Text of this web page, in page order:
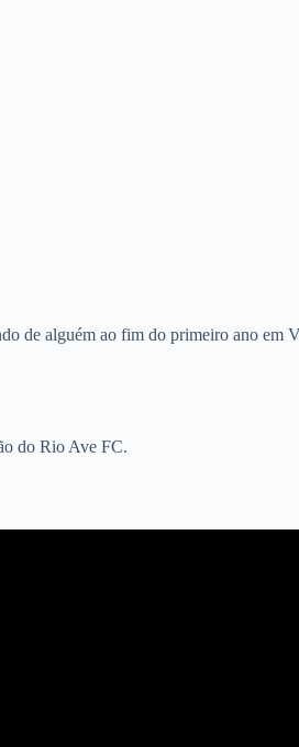
de alguém ao fim do primeiro ano em
do Rio Ave FC.